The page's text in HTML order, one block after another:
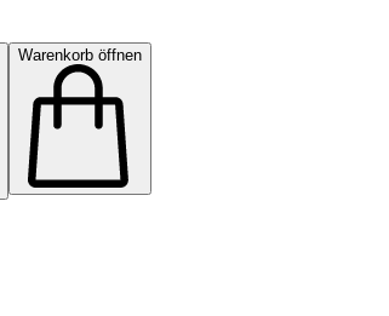
Warenkorb öffnen